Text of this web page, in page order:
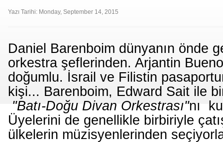
Yazı Tarihi: Monday, September 14, 2015
Daniel Barenboim dünyanın önde
orkestra şeflerinden. Arjantin
doğumlu. İsrail ve Filistin
kişi... Barenboim, Edward Sait ile
"Batı-Doğu Divan Orkestrası"nı
Üyelerini de genellikle birbiriyle
ülkelerin müzisyenlerinden